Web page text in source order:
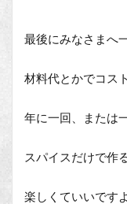
最後にみなさまへ
材料代とかでコス
年に一回、または
スパイスだけで作
楽しくていいです